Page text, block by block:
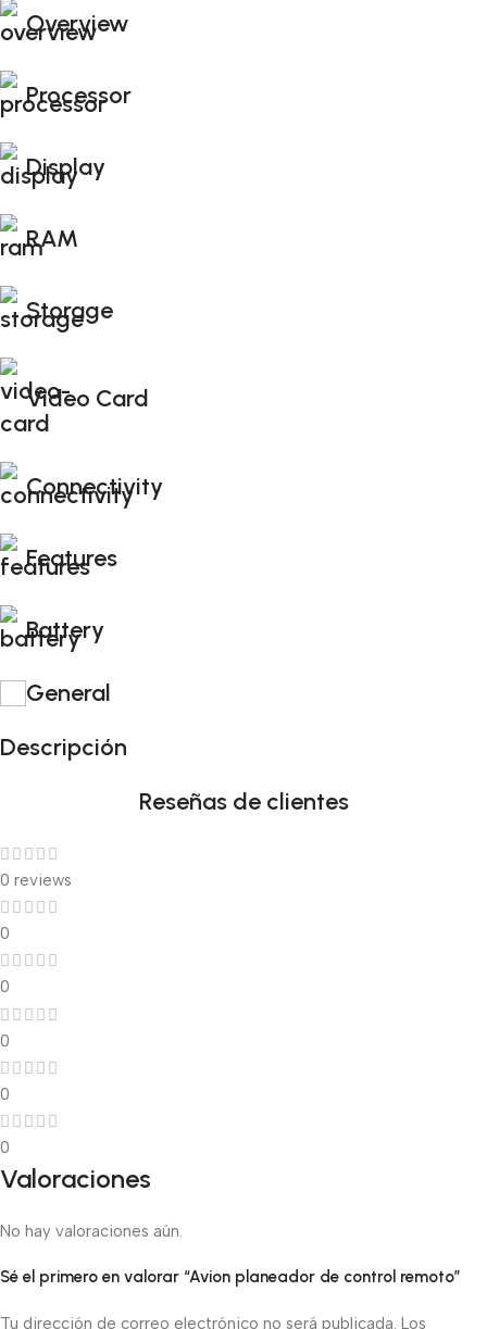
Overview
Processor
Display
RAM
Storage
Video Card
Connectivity
Features
Battery
General
Descripción
Reseñas de clientes
0 reviews
0
0
0
0
0
Valoraciones
No hay valoraciones aún.
Sé el primero en valorar “Avion planeador de control remoto”
Tu dirección de correo electrónico no será publicada. Los